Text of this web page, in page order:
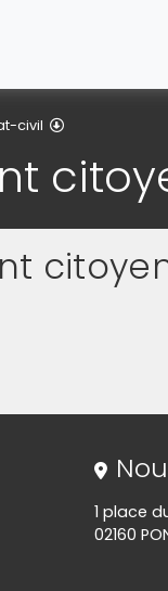
civil
contact
1 place
02160